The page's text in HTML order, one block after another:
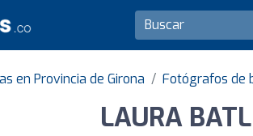
en Provincia de Girona Fotógrafos de
LAURA